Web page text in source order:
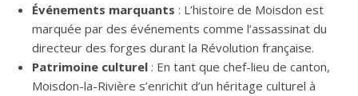
Événements marquants : L’histoire de Moisdon est
marquée par des événements comme l’assassinat du
directeur des forges durant la Révolution française.
Patrimoine culturel : En tant que chef-lieu de canton,
Moisdon-la-Rivière s’enrichit d’un héritage culturel à